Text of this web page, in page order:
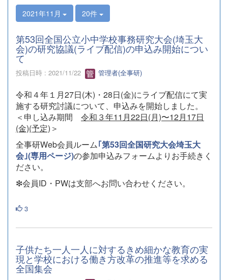
2021年11月 20件
第53回全国公立小中学校事務研究大会(埼玉大
会)の研究協議(ライブ配信)の申込み開始につい
て
投稿日時 : 2021/11/22 管理者(全事研)
令和４年１月27日(木)・28日(金)にライブ配信にて実
施する研究討議について、申込みを開始しました。
＜申し込み期間 令和３年11月22日(月)〜12月17日
(金)(予定) ＞
全事研Web会員ルーム｢第53回全国研究大会埼玉大
会｣(専用ページ)の参加申込みフォームよりお手続きく
ださい。
❇︎会員ID・PWは支部へお問い合わせください。
3
子供たち一人一人に対するきめ細かな教育の実
現と学校における働き方改革の推進等を求める
全国集会